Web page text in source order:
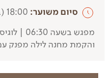
סיום משוער:
מפגש
והקמת מחנה לילה מפנק